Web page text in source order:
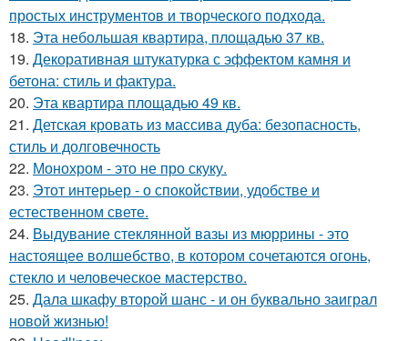
простых инструментов и творческого подхода.
18. Эта небольшая квартира, площадью 37 кв.
19. Декоративная штукатурка с эффектом камня и
бетона: стиль и фактура.
20. Эта квартира площадью 49 кв.
21. Детская кровать из массива дуба: безопасность,
стиль и долговечность
22. Монохром - это не про скуку.
23. Этот интерьер - о спокойствии, удобстве и
естественном свете.
24. Выдувание стеклянной вазы из мюррины - это
настоящее волшебство, в котором сочетаются огонь,
стекло и человеческое мастерство.
25. Дала шкафу второй шанс - и он буквально заиграл
новой жизнью!